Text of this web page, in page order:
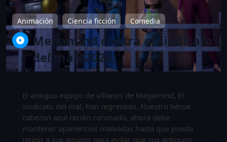
Animación Ciencia ficción Comedia
Megamind contra el sindicato
del mal (2024)
El antiguo equipo de villanos de Megamind, El
sindicato del mal, han regresado. Nuestro héroe
cabezon azul recién coronado, ahora debe
mantener apariencias malvadas hasta que pueda
reunir a sus amigos para evitar que sus antiguos